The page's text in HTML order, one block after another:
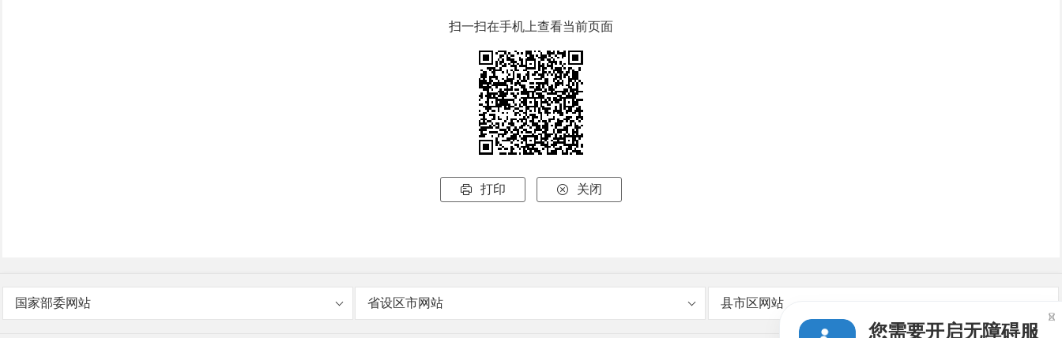
扫一扫在手机上查看当前页面
 打印  关闭
国家部委网站 省设区市网站 县市区网站
您需要开启无障碍服
